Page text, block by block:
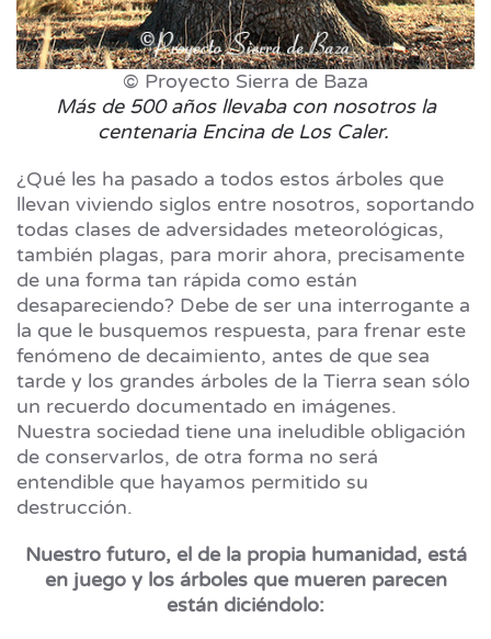
© Proyecto Sierra de Baza
Más de 500 años llevaba con nosotros la
centenaria Encina de Los Caler.
¿Qué les ha pasado a todos estos árboles que
llevan viviendo siglos entre nosotros, soportando
todas clases de adversidades meteorológicas,
también plagas, para morir ahora, precisamente
de una forma tan rápida como están
desapareciendo? Debe de ser una interrogante a
la que le busquemos respuesta, para frenar este
fenómeno de decaimiento, antes de que sea
tarde y los grandes árboles de la Tierra sean sólo
un recuerdo documentado en imágenes.
Nuestra sociedad tiene una ineludible obligación
de conservarlos, de otra forma no será
entendible que hayamos permitido su
destrucción.
Nuestro futuro, el de la propia humanidad, está
en juego y los árboles que mueren parecen
están diciéndolo: